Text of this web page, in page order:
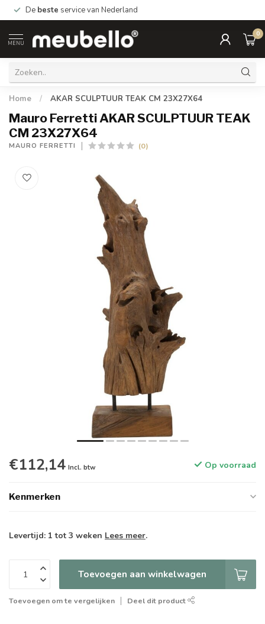
De beste service van Nederland
MENU
0
Home / AKAR SCULPTUUR TEAK CM 23X27X64
Mauro Ferretti AKAR SCULPTUUR TEAK
CM 23X27X64
MAURO FERRETTI (0)
€112,14 Incl. btw Op voorraad
Kenmerken
Levertijd: 1 tot 3 weken Lees meer.
Toevoegen aan winkelwagen
Toevoegen om te vergelijken Deel dit product